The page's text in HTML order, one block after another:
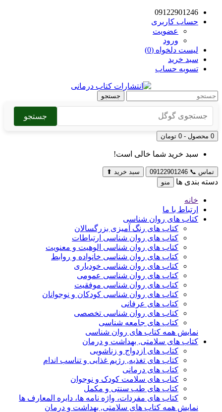
09122901246
حساب کاربری
عضویت
ورود
لیست دلخواه (0)
سبد خرید
تسویه حساب
جستجو
جستجو
0 محصول - 0 تومان
سبد خرید شما خالی است!
تماس 📞
09122901246 سبد خرید ⬆
دسته بندی ها منو
خانه
ارتباط با ما
کتاب های روان شناسی
کتاب های رنگ آمیزی بزرگسالان
کتاب های روان شناسی ارتباطات
کتاب های روان شناسی الوهیت و معنویت
کتاب های روان شناسی خانواده و روابط
کتاب های روان شناسی خودیاری
کتاب های روان شناسی عمومی
کتاب های روان شناسی موفقیت
کتاب های روان شناسی کودکان و نوجوانان
کتاب های عرفانی
کتاب های روان شناسی تخصصی
کتاب های جامعه شناسی
نمایش همه کتاب های روان شناسی
کتاب های سلامتی, بهداشت و درمان
کتاب های ازدواج و زناشویی
کتاب های تغذیه, رژیم غذایی و تناسب اندام
کتاب های درمانی
کتاب های سلامت کودک و نوجوان
کتاب های طب سنتی و مکمل
کتاب های مفردات، واژه نامه ها، دایره المعارف ها
نمایش همه کتاب های سلامتی, بهداشت و درمان